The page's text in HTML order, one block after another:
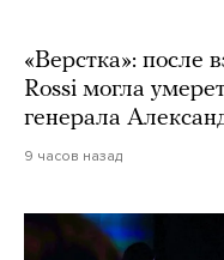
«Верстка»: после
Rossi могла
генерала
9 часов назад